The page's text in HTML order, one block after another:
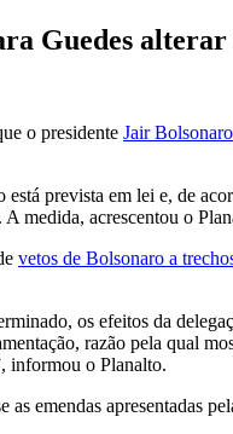
Guedes
o presidente Jair Bolsonaro
prevista em lei e, de
medida, acrescentou o
vetos de Bolsonaro a
os efeitos da
razão pela qual
informou o Planalto.
as emendas apresentadas